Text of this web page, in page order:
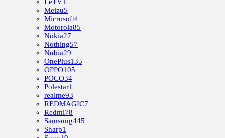
Meizu5
Microsoft4
Motorola85
Nokia27
Nothing57
Nubia29
OnePlus135
OPPO105
POCO34
Polestar1
realme93
REDMAGIC7
Redmi78
Samsung445
Sharp1